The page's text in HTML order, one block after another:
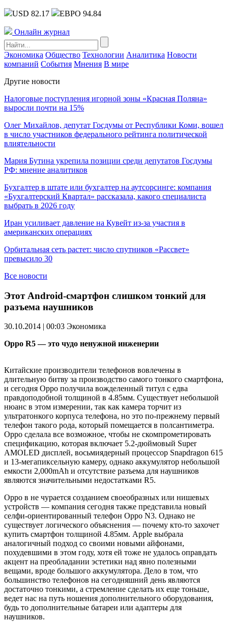
USD 82.17 ЕВРО 94.84
Онлайн журнал
Экономика Общество Технологии Аналитика Новости
компаний События Мнения В мире
Другие новости
Налоговые поступления игорной зоны «Красная Поляна»
выросли почти на 15%
Олег Михайлов, депутат Госдумы от Республики Коми, вошел
в число участников федерального рейтинга политической
влиятельности
Мария Бутина укрепила позиции среди депутатов Госдумы
РФ: мнение аналитиков
Бухгалтер в штате или бухгалтер на аутсорсинге: компания
«Бухгалтерский Квартал» рассказала, какого специалиста
выбрать в 2026 году
Иран усиливает давление на Кувейт из-за участия в
американских операциях
Орбитальная сеть растет: число спутников «Рассвет»
превысило 30
Все новости
Этот Android-смартфон слишком тонкий для
разъема наушников
30.10.2014 | 00:03 Экономика
Oppo R5 — это чудо ненужной инженерии
Китайские производители телефонов вовлечены в
длительную битву за производство самого тонкого смартфона,
и сегодня Oppo получила вожделенный титул с едва
правдоподобной толщиной в 4.85мм. Существует небольшой
нюанс в этом измерении, так как камера торчит из
ультратонкого корпуса телефона, но это по-прежнему первый
телефон такого рода, который помещается в полсантиметра.
Oppo сделала все возможное, чтобы не скомпрометировать
спецификацию, которая включает 5.2-дюймовый Super
AMOLED дисплей, восьмиядерный процессор Snapdragon 615
и 13-мегапиксельную камеру, однако аккумулятор небольшой
емкости 2,000mAh и отсутствие разъема для наушников
являются значительными недостатками R5.
Oppo в не чурается созданием своеобразных или нишевых
устройств — компания сегодня также представила новый
селфи-ориентированный телефон Oppo N3. Однако не
существует логического объяснения — почему кто-то захочет
купить смартфон толщиной 4.85мм. Apple выбрала
аналогичный подход со своими новыми айфонами,
похудевшими в этом году, хотя ей тоже не удалось оправдать
акцент на преобладании эстетики над явно полезными
вещами, вроде большого аккумулятора. Дело в том, что
большинство телефонов на сегодняшний день являются
достаточно тонкими, а стремление сделать их еще тоньше,
ведет нас на путь ношения дополнительного оборудования,
будь то дополнительные батареи или адаптеры для
наушников.